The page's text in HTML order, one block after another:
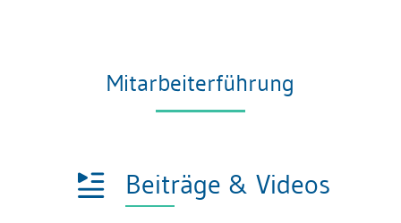
Mitarbeiterführung
Beiträge & Videos